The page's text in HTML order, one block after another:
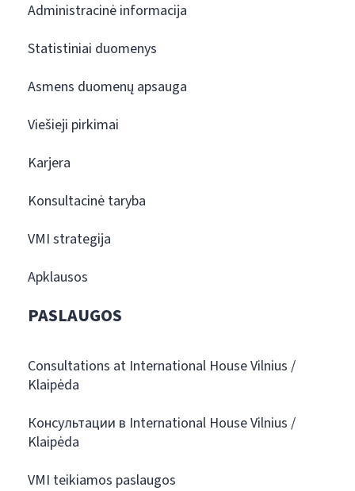
Administracinė informacija
Statistiniai duomenys
Asmens duomenų apsauga
Viešieji pirkimai
Karjera
Konsultacinė taryba
VMI strategija
Apklausos
PASLAUGOS
Consultations at International House Vilnius /
Klaipėda
Консультации в International House Vilnius /
Klaipėda
VMI teikiamos paslaugos